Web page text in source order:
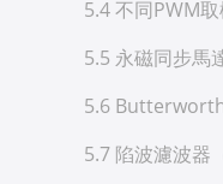
5.4 不同PWM
5.5 永磁同步馬
5.6
5.7 陷波濾波器